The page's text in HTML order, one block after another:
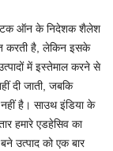
स्टक ऑन के निदेशक शैलेश
करती है, लेकिन इसके
में इस्तेमाल करने से
दी जाती, जबकि
नहीं है। साउथ इंडिया के
हमारे एडहेसिव का
उत्पाद को एक बार